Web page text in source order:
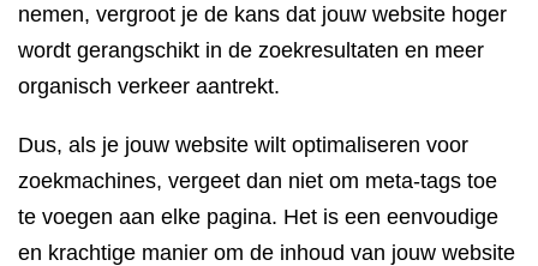
nemen, vergroot je de kans dat jouw website hoger
wordt gerangschikt in de zoekresultaten en meer
organisch verkeer aantrekt.
Dus, als je jouw website wilt optimaliseren voor
zoekmachines, vergeet dan niet om meta-tags toe
te voegen aan elke pagina. Het is een eenvoudige
en krachtige manier om de inhoud van jouw website